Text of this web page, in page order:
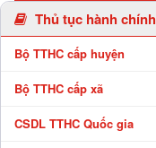
Thủ tục hành chính
Bộ TTHC cấp huyện
Bộ TTHC cấp xã
CSDL TTHC Quốc gia